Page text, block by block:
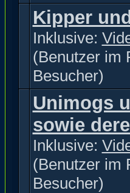
Kipper
Inklusive:
(Benutzer im
Besucher)
Unimogs
sowie
Inklusive:
(Benutzer im
Besucher)